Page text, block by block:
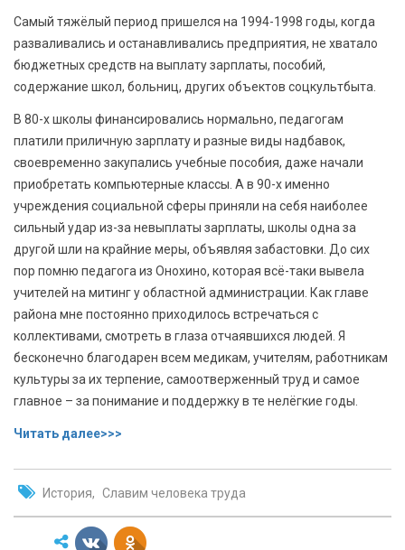
Самый тяжёлый период пришелся на 1994-1998 годы, когда
разваливались и останавливались предприятия, не хватало
бюджетных средств на выплату зарплаты, пособий,
содержание школ, больниц, других объектов соцкультбыта.
В 80-х школы финансировались нормально, педагогам
платили приличную зарплату и разные виды надбавок,
своевременно закупались учебные пособия, даже начали
приобретать компьютерные классы. А в 90-х именно
учреждения социальной сферы приняли на себя наиболее
сильный удар из-за невыплаты зарплаты, школы одна за
другой шли на крайние меры, объявляя забастовки. До сих
пор помню педагога из Онохино, которая всё-таки вывела
учителей на митинг у областной администрации. Как главе
района мне постоянно приходилось встречаться с
коллективами, смотреть в глаза отчаявшихся людей. Я
бесконечно благодарен всем медикам, учителям, работникам
культуры за их терпение, самоотверженный труд и самое
главное – за понимание и поддержку в те нелёгкие годы.
Читать далее>>>
История Славим человека труда